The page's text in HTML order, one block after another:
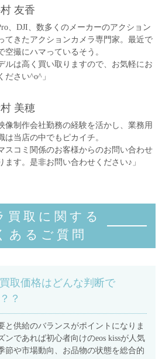
友香
、DJI、数多くのメーカーのアクション
てきたアクションカメラ専門家。最近で
空撮にハマっているそう。
ルは高く買い取りますので、お気軽にお
ださい^o^」
美穂
像制作会社勤務の経験を活かし、業務用
は当店の中でもピカイチ。
スコミ関係のお客様からのお問い合わせ
ます。是非お問い合わせください♪」
買取に関する
あるご質 問
取価格はどんな判断で
？
と供給のバランスがポイントになりま
ンであれば初心者向けのeos kissが人気
節や市場動向、お品物の状態を総合的